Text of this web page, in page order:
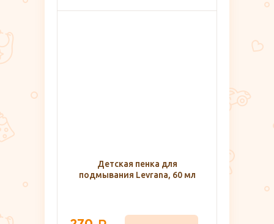
Детская пенка для
подмывания Levrana, 60 мл